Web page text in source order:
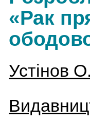
«Рак
Устінов